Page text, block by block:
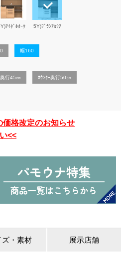
ｱｲﾀﾞﾎｵｰｸ 5Y)ﾌﾞﾗﾝｱｶｼｱ
幅160
奥行45㎝ ｶｳﾝﾀｰ奥行50㎝
格改定のお知らせ
<<
ズ・素材 展示店舗